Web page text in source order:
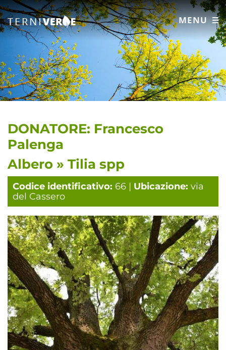
MENU
DONATORE: Francesco
Palenga
Albero » Tilia spp
Codice identificativo: 66 | Ubicazione: via
del Cassero